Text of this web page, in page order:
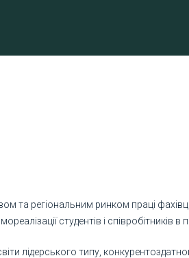
та регіональним ринком праці
студентів і співробітників в
лідерського типу,